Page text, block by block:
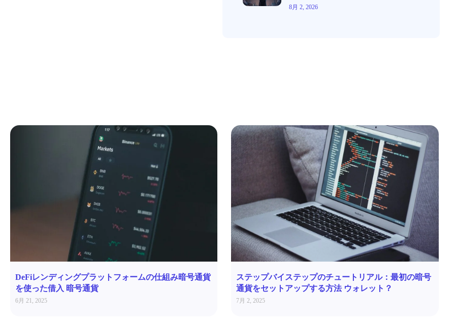
8月 2, 2026
DeFiレンディングプラットフォームの仕組み暗号通貨
を使った借入 暗号通貨
6月 21, 2025
ステップバイステップのチュートリアル：最初の暗号
通貨をセットアップする方法 ウォレット？
7月 2, 2025